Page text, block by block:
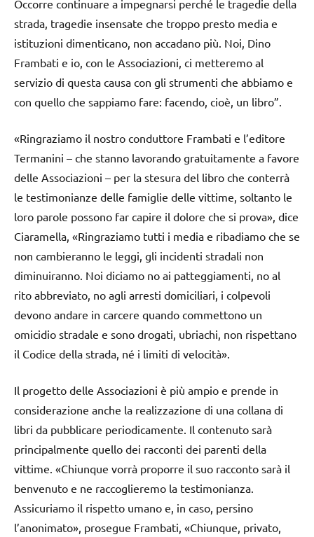
Occorre continuare a impegnarsi perché le tragedie della
strada, tragedie insensate che troppo presto media e
istituzioni dimenticano, non accadano più. Noi, Dino
Frambati e io, con le Associazioni, ci metteremo al
servizio di questa causa con gli strumenti che abbiamo e
con quello che sappiamo fare: facendo, cioè, un libro”.
«Ringraziamo il nostro conduttore Frambati e l’editore
Termanini – che stanno lavorando gratuitamente a favore
delle Associazioni – per la stesura del libro che conterrà
le testimonianze delle famiglie delle vittime, soltanto le
loro parole possono far capire il dolore che si prova», dice
Ciaramella, «Ringraziamo tutti i media e ribadiamo che se
non cambieranno le leggi, gli incidenti stradali non
diminuiranno. Noi diciamo no ai patteggiamenti, no al
rito abbreviato, no agli arresti domiciliari, i colpevoli
devono andare in carcere quando commettono un
omicidio stradale e sono drogati, ubriachi, non rispettano
il Codice della strada, né i limiti di velocità».
Il progetto delle Associazioni è più ampio e prende in
considerazione anche la realizzazione di una collana di
libri da pubblicare periodicamente. Il contenuto sarà
principalmente quello dei racconti dei parenti della
vittime. «Chiunque vorrà proporre il suo racconto sarà il
benvenuto e ne raccoglieremo la testimonianza.
Assicuriamo il rispetto umano e, in caso, persino
l’anonimato», prosegue Frambati, «Chiunque, privato,